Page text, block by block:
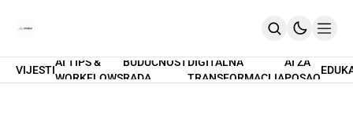
Home
VIJESTI
AI TIPS &
WORKFLOWS
BUDUĆNOST
RADA
DIGITALNA
TRANSFORMACIJA
AI ZA
POSAO